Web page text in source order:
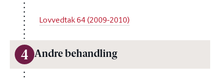
Lovvedtak 64 (2009-2010)
4 Andre behandling